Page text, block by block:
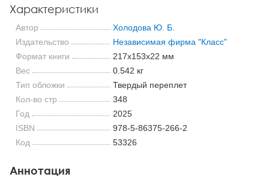
Характеристики
Автор
Холодова Ю. Б.
Издательство
Независимая фирма "Класс"
Формат книги
217x153x22 мм
Вес
0.542 кг
Тип обложки
Твердый переплет
Кол-во стр
348
Год
2025
ISBN
978-5-86375-266-2
Код
53326
Аннотация